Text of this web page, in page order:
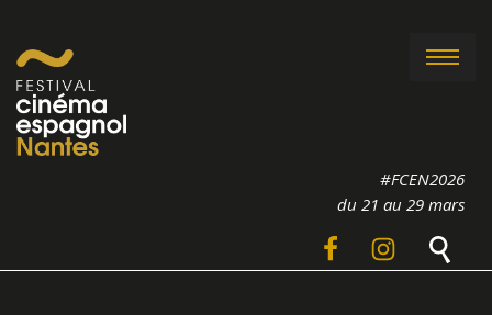
#FCEN2026
du 21 au 29 mars